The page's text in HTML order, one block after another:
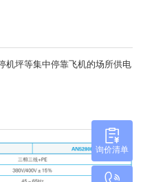
机坪等集中停靠飞机的场所供电
询价清单